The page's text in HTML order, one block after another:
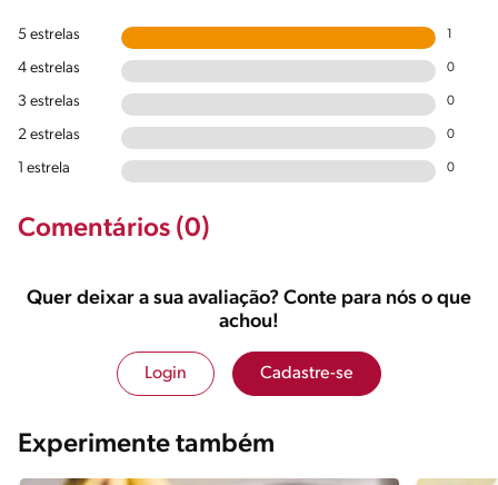
5 estrelas
4 estrelas 0
3 estrelas 0
2 estrelas 0
1 estrela 0
Comentários (0)
Quer deixar a sua avaliação? Conte para nós o que
achou!
Login Cadastre-se
Experimente também